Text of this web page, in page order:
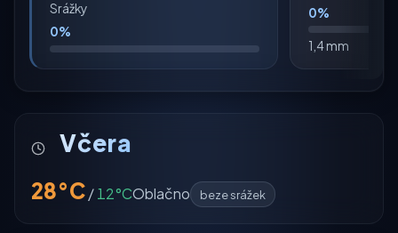
Srážky
0%
0%
1,4 mm
Včera
28°C/12°COblačno beze srážek